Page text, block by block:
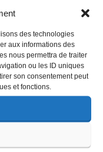
des technologies
aux informations des
nous permettra de traiter
ou les ID uniques
son consentement peut
et fonctions.